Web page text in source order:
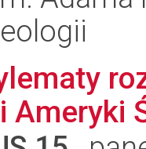
Ameryki